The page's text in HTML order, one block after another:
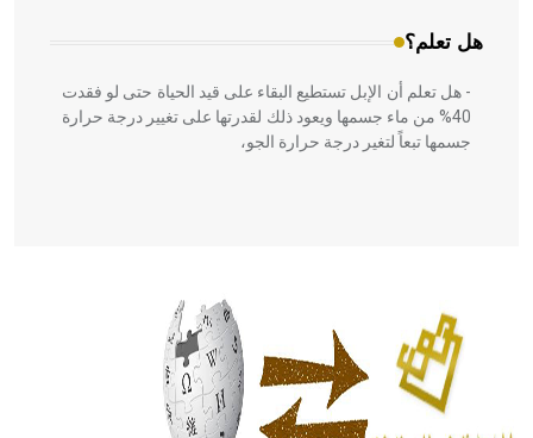
هل تعلم؟
- هل تعلم أن الإبل تستطيع البقاء على قيد الحياة حتى لو فقدت
40% من ماء جسمها ويعود ذلك لقدرتها على تغيير درجة حرارة
جسمها تبعاً لتغير درجة حرارة الجو،
الحكم، الأدلة، تنظيم التغذية، ورسالته في جروح الرأس. ويعود
له الفضل بأنه حرر الطب من الدين والفلسفة.